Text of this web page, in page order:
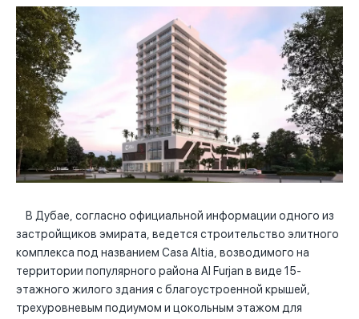
В Дубае, согласно официальной информации одного из
застройщиков эмирата, ведется строительство элитного
комплекса под названием Casa Altia, возводимого на
территории популярного района Al Furjan в виде 15-
этажного жилого здания с благоустроенной крышей,
трехуровневым подиумом и цокольным этажом для